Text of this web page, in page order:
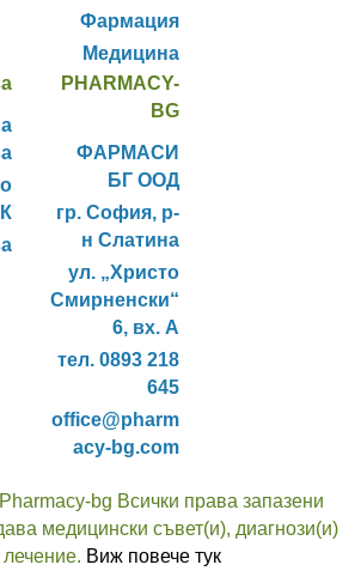
Фармация
Медицина
PHARMACY-
BG
ФАРМАСИ
БГ ООД
гр. София, р-
н Слатина
ул. „Христо
Смирненски“
6, вх. А
тел. 0893 218
645
office@pharm
acy-bg.com
bg Всички права запазени
медицински съвет(и), диагнози(и)
Виж повече тук